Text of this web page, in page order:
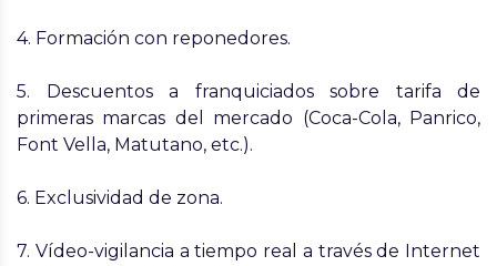
4. Formación con reponedores.
5. Descuentos a franquiciados sobre tarifa de
primeras marcas del mercado (Coca-Cola, Panrico,
Font Vella, Matutano, etc.).
6. Exclusividad de zona.
7. Vídeo-vigilancia a tiempo real a través de Internet